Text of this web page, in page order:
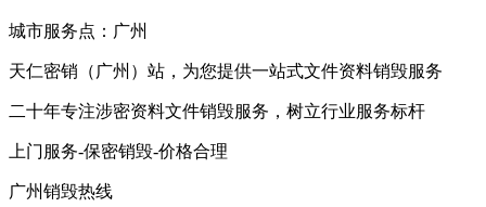
城市服务点：广州
天仁密销（广州）站，为您提供一站式文件资料销毁服务
二十年专注涉密资料文件销毁服务，树立行业服务标杆
上门服务-保密销毁-价格合理
广州销毁热线